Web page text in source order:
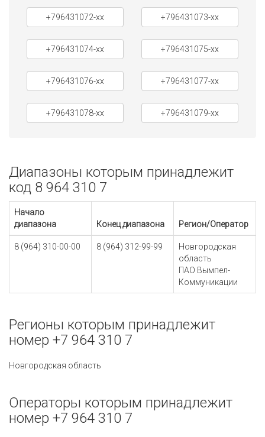
+796431072-xx +796431073-xx
+796431074-xx +796431075-xx
+796431076-xx +796431077-xx
+796431078-xx +796431079-xx
Диапазоны которым принадлежит
код 8 964 310 7
Начало
диапазона
Конец диапазона Регион/Оператор
8 (964) 310-00-00 8 (964) 312-99-99
Новгородская
область
ПАО Вымпел-
Коммуникации
Регионы которым принадлежит
номер +7 964 310 7
Новгородская область
Операторы которым принадлежит
номер +7 964 310 7